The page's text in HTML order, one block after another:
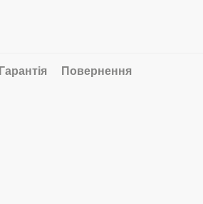
Гарантія Повернення